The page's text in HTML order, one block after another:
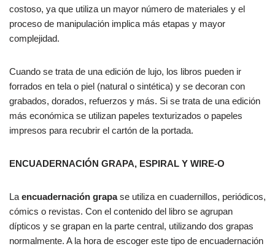
costoso, ya que utiliza un mayor número de materiales y el
proceso de manipulación implica más etapas y mayor
complejidad.
Cuando se trata de una edición de lujo, los libros pueden ir
forrados en tela o piel (natural o sintética) y se decoran con
grabados, dorados, refuerzos y más. Si se trata de una edición
más económica se utilizan papeles texturizados o papeles
impresos para recubrir el cartón de la portada.
ENCUADERNACIÓN GRAPA, ESPIRAL Y WIRE-O
La encuadernación grapase utiliza en cuadernillos, periódicos,
cómics o revistas. Con el contenido del libro se agrupan
dípticos y se grapan en la parte central, utilizando dos grapas
normalmente. A la hora de escoger este tipo de encuadernación